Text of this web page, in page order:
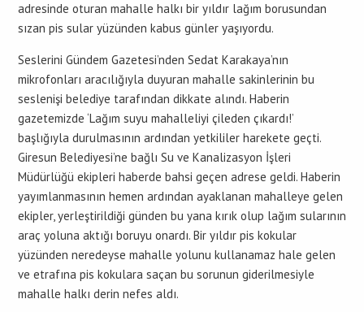
adresinde oturan mahalle halkı bir yıldır lağım borusundan
sızan pis sular yüzünden kabus günler yaşıyordu.
Seslerini Gündem Gazetesi’nden Sedat Karakaya’nın
mikrofonları aracılığıyla duyuran mahalle sakinlerinin bu
seslenişi belediye tarafından dikkate alındı. Haberin
gazetemizde ‘Lağım suyu mahalleliyi çileden çıkardı!’
başlığıyla durulmasının ardından yetkililer harekete geçti.
Giresun Belediyesi’ne bağlı Su ve Kanalizasyon İşleri
Müdürlüğü ekipleri haberde bahsi geçen adrese geldi. Haberin
yayımlanmasının hemen ardından ayaklanan mahalleye gelen
ekipler, yerleştirildiği günden bu yana kırık olup lağım sularının
araç yoluna aktığı boruyu onardı. Bir yıldır pis kokular
yüzünden neredeyse mahalle yolunu kullanamaz hale gelen
ve etrafına pis kokulara saçan bu sorunun giderilmesiyle
mahalle halkı derin nefes aldı.